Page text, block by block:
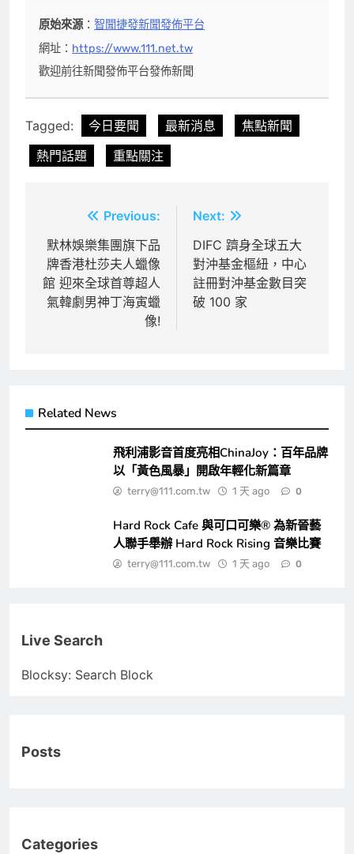
原始來源：智聞捷發新聞發佈平台
網址： https://www.111.net.tw
歡迎前往新聞發佈平台發佈新聞
Tagged: 今日要聞 最新消息
焦點新聞
熱門話題
重點關注
章
導
覽
Previous:
默林娛樂集團旗下品
牌香港杜莎夫人蠟像
館 迎來全球首尊超人
氣韓劇男神丁海寅蠟
像!
Next:
DIFC 躋身全球五大
對沖基金樞紐，中心
註冊對沖基金數目突
破 100 家
Related News
飛利浦影音首度亮相ChinaJoy：百年品牌
以「黃色風暴」開啟年輕化新篇章
terry@111.com.tw 1 天 ago 0
Hard Rock Cafe 與可口可樂® 為新晉藝
人聯手舉辦 Hard Rock Rising 音樂比賽
terry@111.com.tw 1 天 ago 0
Live Search
Blocksy: Search Block
Posts
Categories